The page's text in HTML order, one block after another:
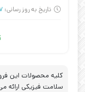
تاریخ به روز رسانی: 7
کلیه محصولات این
سلامت فیزیکی ارائه